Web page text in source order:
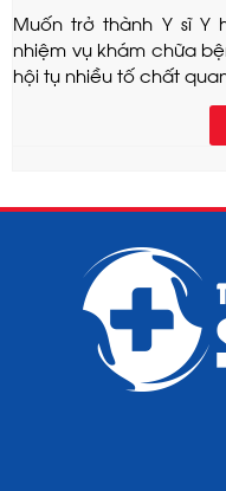
Muốn trở thành Y sĩ
nhiệm vụ khám chữa
hội tụ nhiều tố chất